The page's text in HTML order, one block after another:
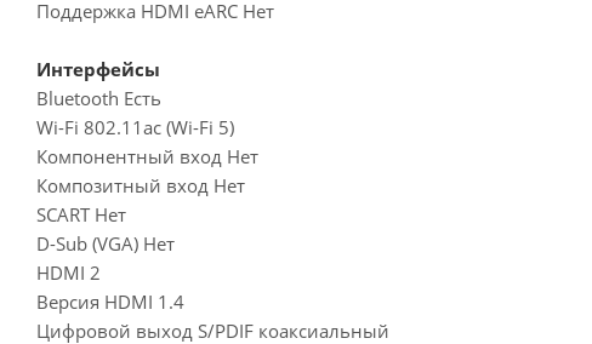
Поддержка HDMI eARC Нет
Интерфейсы
Bluetooth Есть
Wi-Fi 802.11ac (Wi-Fi 5)
Компонентный вход Нет
Композитный вход Нет
SCART Нет
D-Sub (VGA) Нет
HDMI 2
Версия HDMI 1.4
Цифровой выход S/PDIF коаксиальный